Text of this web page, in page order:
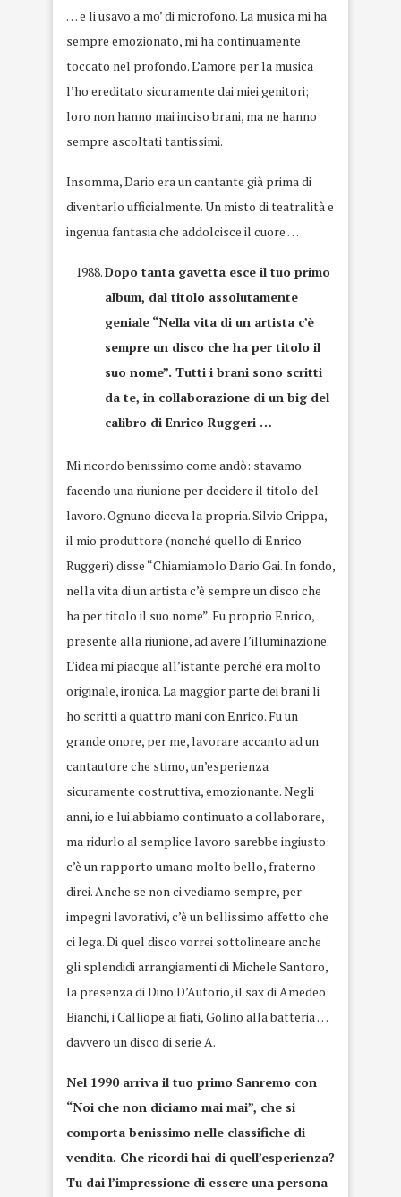
… e li usavo a mo’ di microfono. La musica mi ha
sempre emozionato, mi ha continuamente
toccato nel profondo. L’amore per la musica
l’ho ereditato sicuramente dai miei genitori;
loro non hanno mai inciso brani, ma ne hanno
sempre ascoltati tantissimi.
Insomma, Dario era un cantante già prima di
diventarlo ufficialmente. Un misto di teatralità e
ingenua fantasia che addolcisce il cuore …
Dopo tanta gavetta esce il tuo primo
album, dal titolo assolutamente
geniale “Nella vita di un artista c’è
sempre un disco che ha per titolo il
suo nome”. Tutti i brani sono scritti
da te, in collaborazione di un big del
calibro di Enrico Ruggeri …
Mi ricordo benissimo come andò: stavamo
facendo una riunione per decidere il titolo del
lavoro. Ognuno diceva la propria. Silvio Crippa,
il mio produttore (nonché quello di Enrico
Ruggeri) disse “Chiamiamolo Dario Gai. In fondo,
nella vita di un artista c’è sempre un disco che
ha per titolo il suo nome”. Fu proprio Enrico,
presente alla riunione, ad avere l’illuminazione.
L’idea mi piacque all’istante perché era molto
originale, ironica. La maggior parte dei brani li
ho scritti a quattro mani con Enrico. Fu un
grande onore, per me, lavorare accanto ad un
cantautore che stimo, un’esperienza
sicuramente costruttiva, emozionante. Negli
anni, io e lui abbiamo continuato a collaborare,
ma ridurlo al semplice lavoro sarebbe ingiusto:
c’è un rapporto umano molto bello, fraterno
direi. Anche se non ci vediamo sempre, per
impegni lavorativi, c’è un bellissimo affetto che
ci lega. Di quel disco vorrei sottolineare anche
gli splendidi arrangiamenti di Michele Santoro,
la presenza di Dino D’Autorio, il sax di Amedeo
Bianchi, i Calliope ai fiati, Golino alla batteria …
davvero un disco di serie A.
Nel 1990 arriva il tuo primo Sanremo con
“Noi che non diciamo mai mai”, che si
comporta benissimo nelle classifiche di
vendita. Che ricordi hai di quell’esperienza?
Tu dai l’impressione di essere una persona